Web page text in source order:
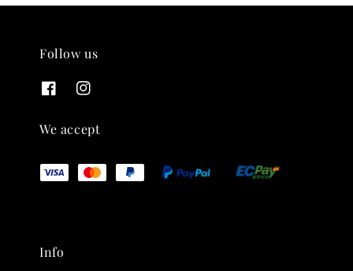
THT 九週年紀念 T-shirt
NT$ 880
加入購物車
Follow us
We accept
Info